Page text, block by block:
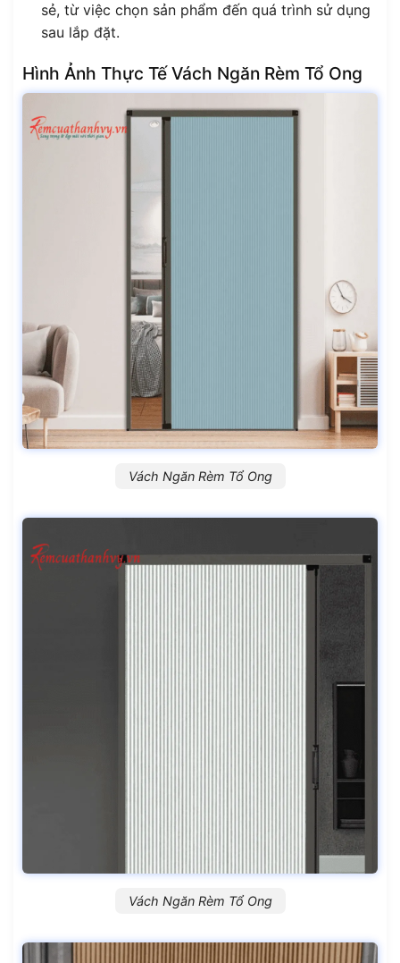
sẻ, từ việc chọn sản phẩm đến quá trình sử dụng
sau lắp đặt.
Hình Ảnh Thực Tế Vách Ngăn Rèm Tổ Ong
Vách Ngăn Rèm Tổ Ong
Vách Ngăn Rèm Tổ Ong